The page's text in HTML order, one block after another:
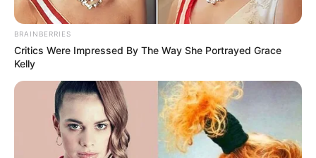
BRAINBERRIES
Critics Were Impressed By The Way She Portrayed Grace
Kelly